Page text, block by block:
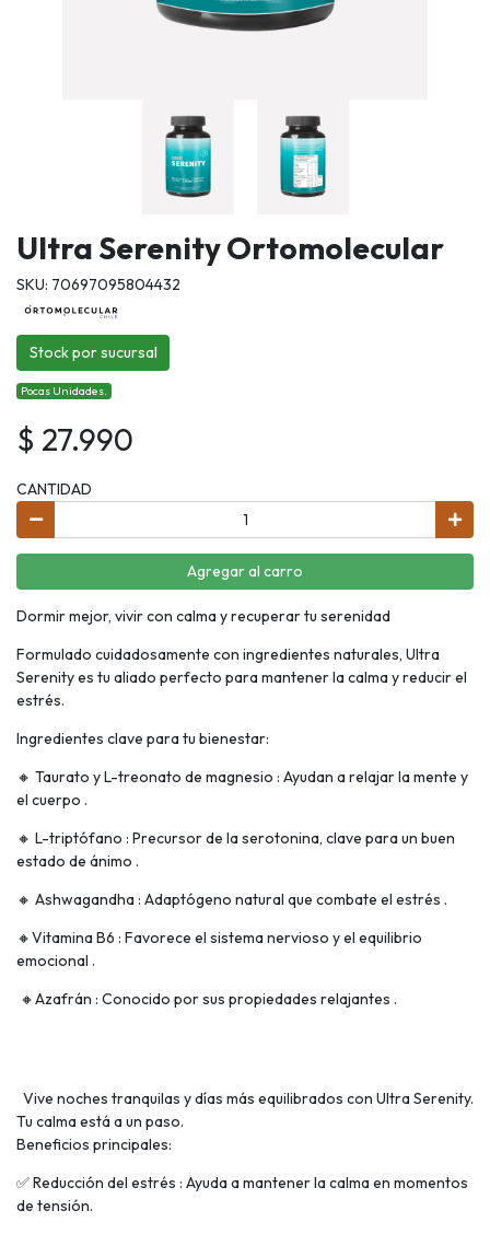
Ultra Serenity Ortomolecular
SKU: 70697095804432
Stock por sucursal
Pocas Unidades.
$ 27.990
CANTIDAD
Agregar al carro
Dormir mejor, vivir con calma y recuperar tu serenidad
Formulado cuidadosamente con ingredientes naturales, Ultra
Serenity es tu aliado perfecto para mantener la calma y reducir el
estrés.
Ingredientes clave para tu bienestar:
🔸 Taurato y L-treonato de magnesio : Ayudan a relajar la mente y
el cuerpo .
🔸 L-triptófano : Precursor de la serotonina, clave para un buen
estado de ánimo .
🔸 Ashwagandha : Adaptógeno natural que combate el estrés .
🔸Vitamina B6 : Favorece el sistema nervioso y el equilibrio
emocional .
🔸Azafrán : Conocido por sus propiedades relajantes .
Vive noches tranquilas y días más equilibrados con Ultra Serenity.
Tu calma está a un paso.
Beneficios principales:
✅ Reducción del estrés : Ayuda a mantener la calma en momentos
de tensión.